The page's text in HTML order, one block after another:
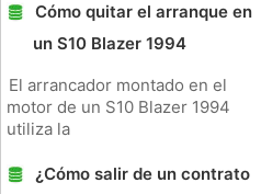
Cómo quitar el arranque en
un S10 Blazer 1994
El arrancador montado en el
motor de un S10 Blazer 1994
utiliza la
¿Cómo salir de un contrato